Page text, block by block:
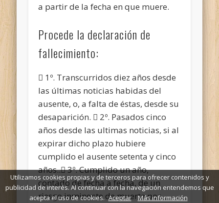
a partir de la fecha en que muere.
Procede la declaración de
fallecimiento:
 1º. Transcurridos diez años desde
las últimas noticias habidas del
ausente, o, a falta de éstas, desde su
desaparición.  2º. Pasados cinco
años desde las ultimas noticias, si al
expirar dicho plazo hubiere
cumplido el ausente setenta y cinco
años.. 3º. Cumplido un año,
contado de fecha a fecha, de un
riesgo inminente de muerte por
Utilizamos cookies propias y de terceros para ofrecer contenidos y
publicidad de interés. Al continuar con la navegación entendemos que
acepta el uso de cookies. Aceptar Más información